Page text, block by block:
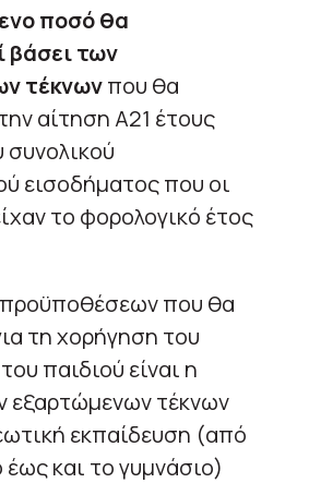
ποσό θα
βάσει των
τέκνωνπου θα
αίτηση Α21 έτους
συνολικού
εισοδήματος που οι
το φορολογικό έτος
που θα
τη χορήγηση του
παιδιού είναι η
εξαρτώμενων τέκνων
εκπαίδευση (από
και το γυμνάσιο)